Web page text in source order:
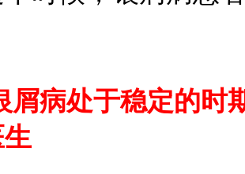
屑病处于稳定的时